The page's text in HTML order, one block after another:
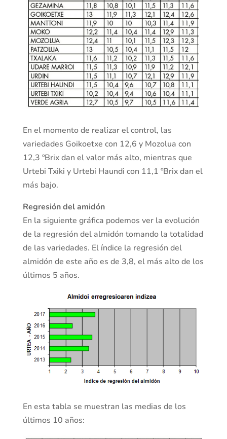
En el momento de realizar el control, las
variedades Goikoetxe con 12,6 y Mozolua con
12,3 ºBrix dan el valor más alto, mientras que
Urtebi Txiki y Urtebi Haundi con 11,1 ºBrix dan el
más bajo.
Regresión del amidón
En la siguiente gráfica podemos ver la evolución
de la regresión del almidón tomando la totalidad
de las variedades. El índice la regresión del
almidón de este año es de 3,8, el más alto de los
últimos 5 años.
En esta tabla se muestran las medias de los
últimos 10 años: